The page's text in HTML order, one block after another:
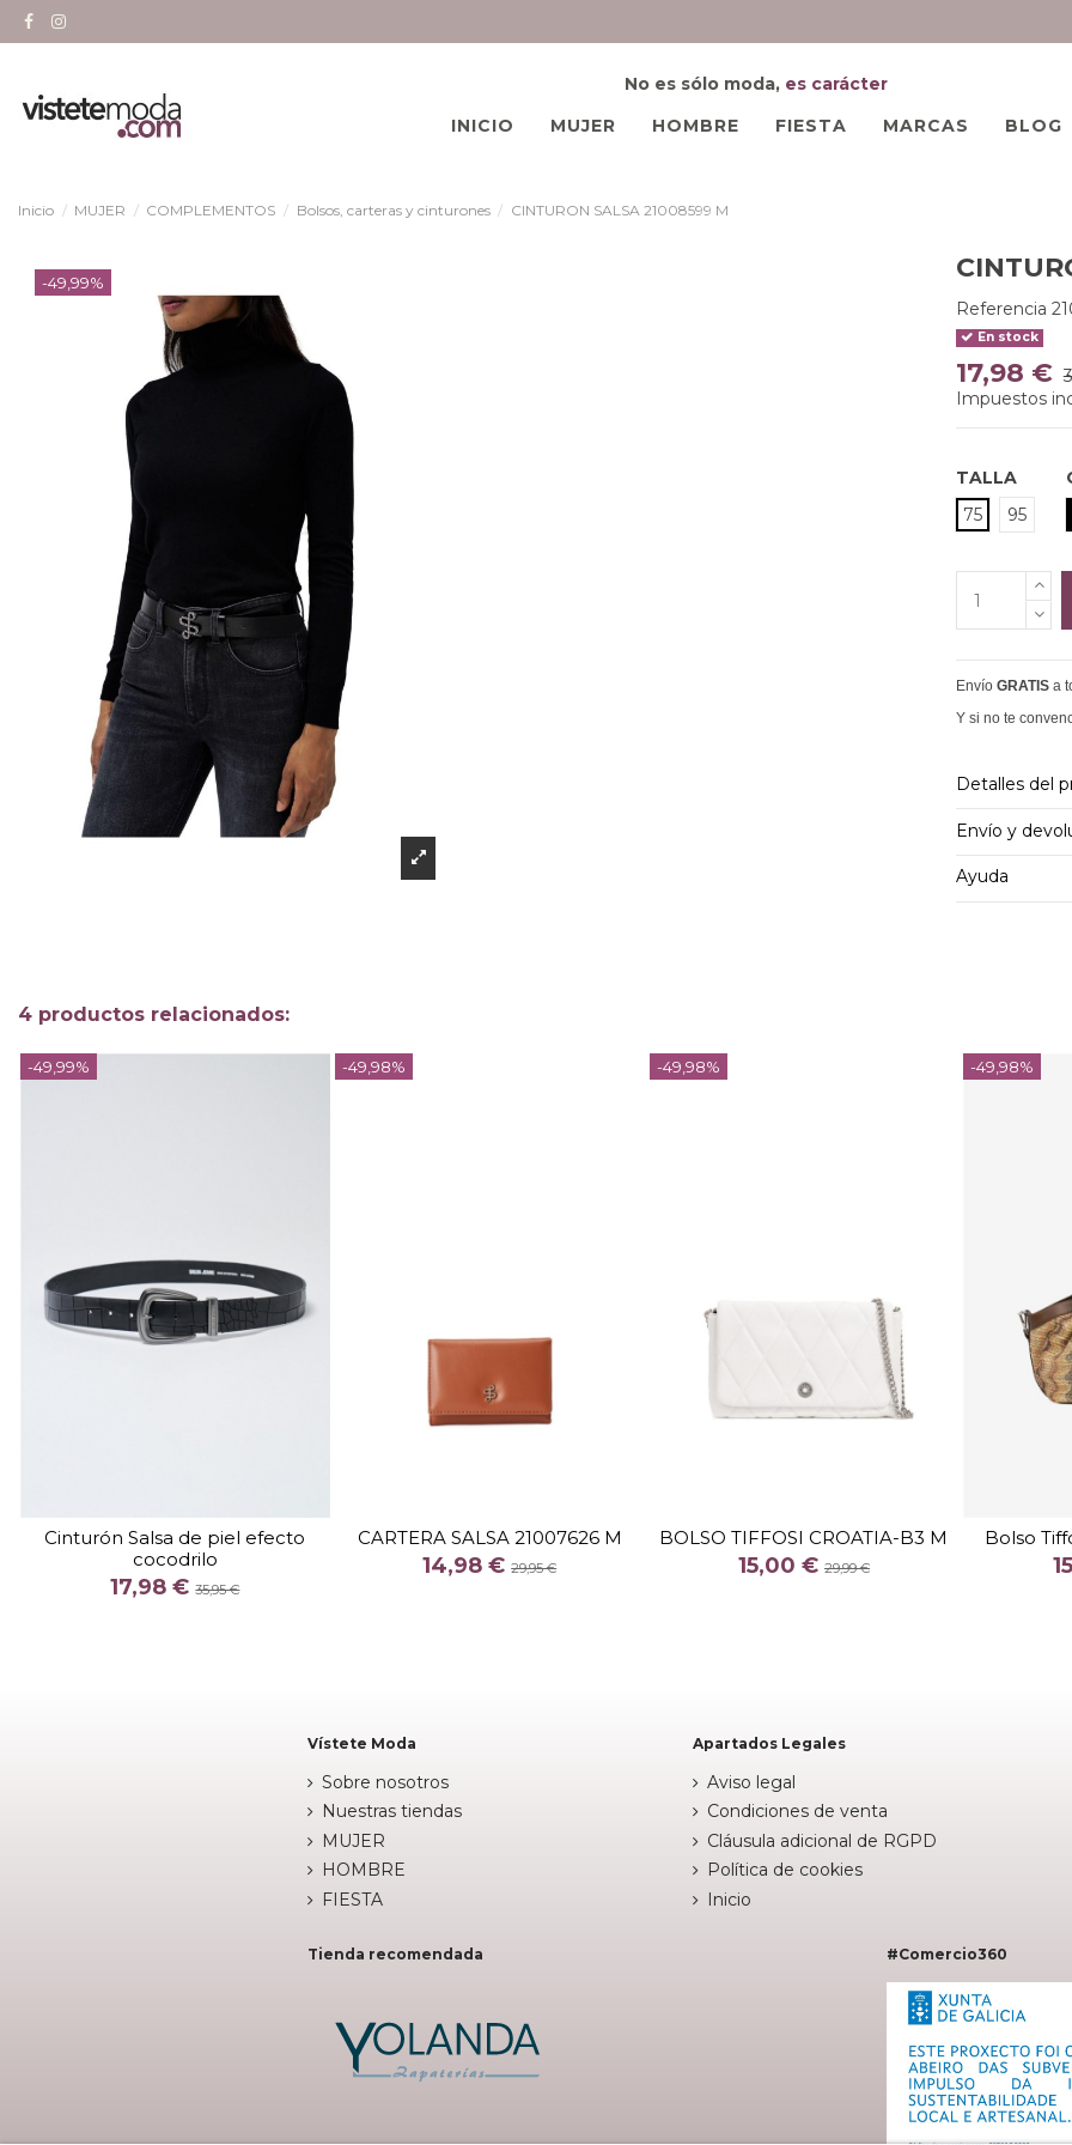
No es sólo moda, es carácter
INICIO
MUJER HOMBRE FIESTA MARCAS BLOG
Inicio MUJER COMPLEMENTOS Bolsos, carteras y cinturones CINTURON SALSA 21008599 M
-49,99%
Referencia
En stock
17,98 €
Impuestos
TALLA
75
95
Envío GRATIS a
Y si no te
Detalles del
Envío y
Ayuda
4 productos relacionados:
-49,99%
Cinturón Salsa de piel efecto
cocodrilo
17,98 €35,95 €
COLOR
NEGROMARRON
-49,98%
CARTERA SALSA 21007626 M
14,98 €29,95 €
COLOR
-49,98%
BOLSO TIFFOSI CROATIA-B3 M
15,00 € 29,99 €
COLOR
-49,98%
Bolso
Vístete Moda
Sobre nosotros
Nuestras tiendas
MUJER
HOMBRE
FIESTA
Apartados Legales
Aviso legal
Condiciones de venta
Cláusula adicional de RGPD
Política de cookies
Inicio
Tienda recomendada #Comercio360